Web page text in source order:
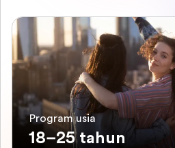
Program usia
18–25 tahun